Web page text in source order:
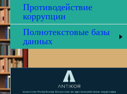
Противодействие
коррупции
Полнотекстовые базы
данных